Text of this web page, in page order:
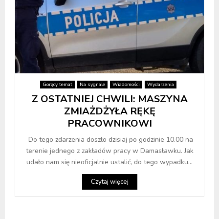
Gorący temat Na sygnale Wiadomości Wydarzenia
Z OSTATNIEJ CHWILI: MASZYNA
ZMIAŻDŻYŁA RĘKĘ
PRACOWNIKOWI
Do tego zdarzenia doszło dzisiaj po godzinie 10.00 na
terenie jednego z zakładów pracy w Damasławku. Jak
udało nam się nieoficjalnie ustalić, do tego wypadku...
Czytaj więcej